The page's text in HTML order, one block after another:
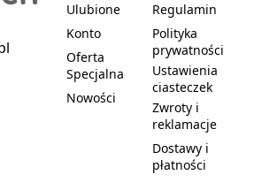
Ulubione
Konto
Oferta
Specjalna
Nowości
Regulamin
Polityka
prywatności
Ustawienia
ciasteczek
Zwroty i
reklamacje
Dostawy i
płatności